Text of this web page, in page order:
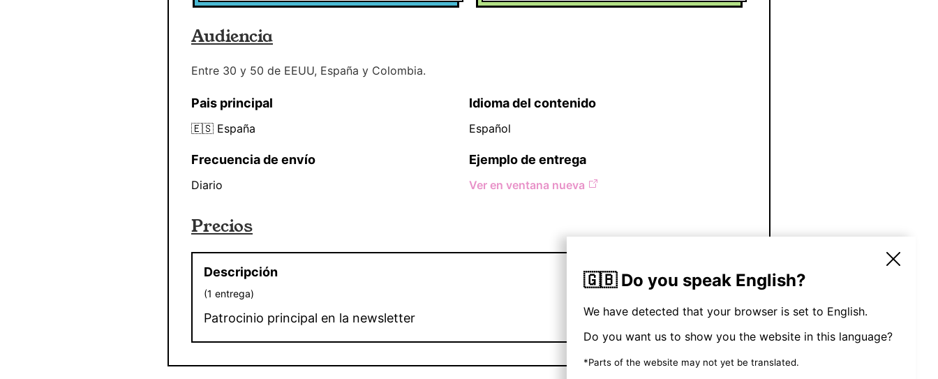
🇬🇧 Do you speak English?
We have detected that your browser is set to English.
Do you want us to show you the website in this language?
*Parts of the website may not yet be translated.
Audiencia
Entre 30 y 50 de EEUU, España y Colombia.
Pais principal
🇪🇸 España
Idioma del contenido
Español
Frecuencia de envío
Diario
Ejemplo de entrega
Ver en ventana nueva
Precios
Descripción
(1 entrega)
Patrocinio principal en la newsletter
300€
👉 Reservar